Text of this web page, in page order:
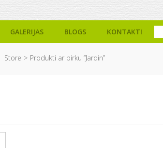
GALERIJAS BLOGS KONTAKTI
Store Produkti ar birku “Jardin”